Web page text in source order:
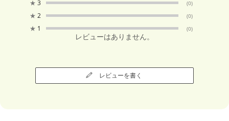
★ 3 (0)
★ 2 (0)
★ 1 (0)
レビューはありません。
レビューを書く